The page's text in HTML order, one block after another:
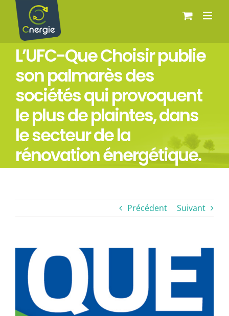
Passer
contenu
L’UFC-Que Choisir publie
son palmarès des
sociétés qui provoquent
le plus de plaintes, dans
le secteur de la
rénovation énergétique.
Précédent Suivant
l'image
agrandie